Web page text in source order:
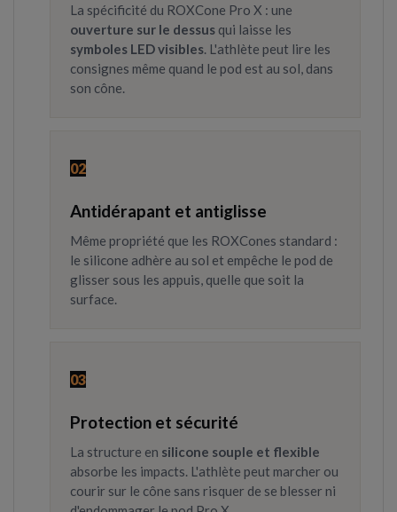
La spécificité du ROXCone Pro X : une
ouverture sur le dessus qui laisse les
symboles LED visibles. L'athlète peut lire les
consignes même quand le pod est au sol, dans
son cône.
02
Antidérapant et antiglisse
Même propriété que les ROXCones standard :
le silicone adhère au sol et empêche le pod de
glisser sous les appuis, quelle que soit la
surface.
03
Protection et sécurité
La structure en silicone souple et flexible
absorbe les impacts. L'athlète peut marcher ou
courir sur le cône sans risquer de se blesser ni